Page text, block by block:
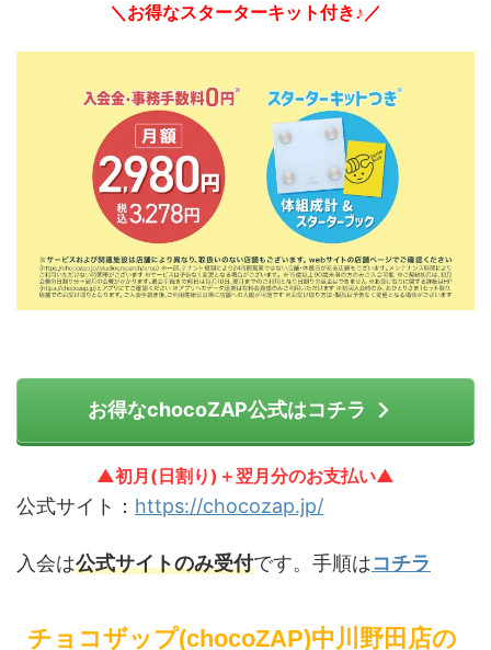
＼お得なスターターキット付き♪／
お得なchocoZAP公式はコチラ
▲初月(日割り)＋翌月分のお支払い▲
公式サイト： https://chocozap.jp/
入会は公式サイトのみ受付です。手順はコチラ
チョコザップ(chocoZAP)中川野田店の